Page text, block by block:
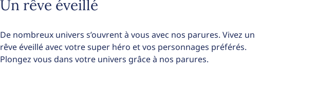
Un rêve éveillé
De nombreux univers s’ouvrent à vous avec nos parures. Vivez un
rêve éveillé avec votre super héro et vos personnages préférés.
Plongez vous dans votre univers grâce à nos parures.